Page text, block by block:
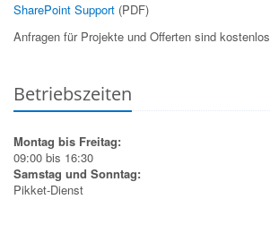
SharePoint Support (PDF)
Anfragen für Projekte und Offerten sind kostenlos
Betriebszeiten
Montag bis Freitag:
09:00 bis 16:30
Samstag und Sonntag:
Pikket-Dienst